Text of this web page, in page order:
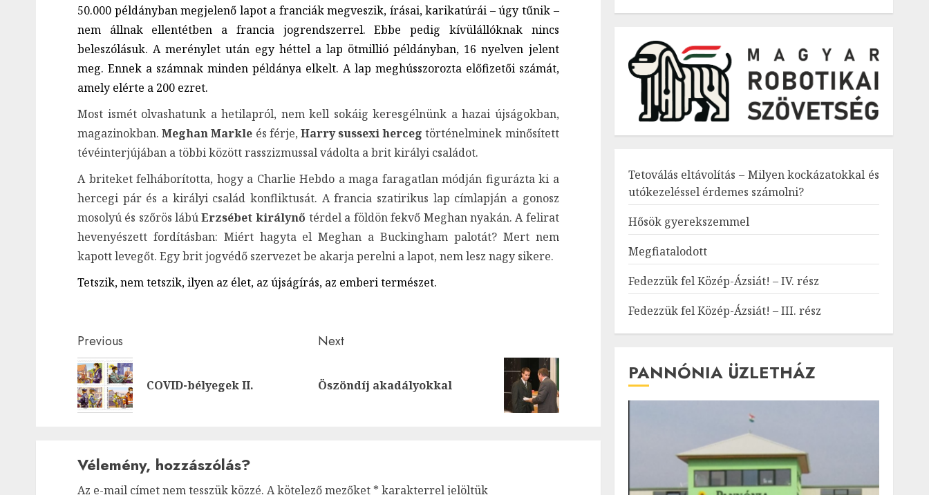
50.000 példányban megjelenő lapot a franciák megveszik, írásai, karikatúrái – úgy tűnik –
nem állnak ellentétben a francia jogrendszerrel. Ebbe pedig kívülállóknak nincs
beleszólásuk. A merénylet után egy héttel a lap ötmillió példányban, 16 nyelven jelent
meg. Ennek a számnak minden példánya elkelt. A lap meghússzorozta előfizetői számát,
amely elérte a 200 ezret.
Most ismét olvashatunk a hetilapról, nem kell sokáig keresgélnünk a hazai újságokban,
magazinokban.Meghan Markle és férje, Harry sussexi hercegtörténelminek minősített
tévéinterjújában a többi között rasszizmussal vádolta a brit királyi családot.
A briteket felháborította, hogy a Charlie Hebdo a maga faragatlan módján figurázta ki a
hercegi pár és a királyi család konfliktusát. A francia szatirikus lap címlapján a gonosz
mosolyú és szőrös lábúErzsébet királynő térdel a földön fekvő Meghan nyakán. A felirat
hevenyészett fordításban: Miért hagyta el Meghan a Buckingham palotát? Mert nem
kapott levegőt. Egy brit jogvédő szervezet be akarja perelni a lapot, nem lesz nagy sikere.
Tetszik, nem tetszik, ilyen az élet, az újságírás, az emberi természet.
Post
navigation
Previous
Previous
COVID-bélyegek II.
Next
Next
Öszöndíj akadályokkal
Vélemény, hozzászólás?
Az e-mail címet nem tesszük közzé. A kötelező mezőket * karakterrel jelöltük
Tetoválás eltávolítás – Milyen kockázatokkal és
utókezeléssel érdemes számolni?
Hősök gyerekszemmel
Megfiatalodott
Fedezzük fel Közép-Ázsiát! – IV. rész
Fedezzük fel Közép-Ázsiát! – III. rész
PANNÓNIA ÜZLETHÁZ